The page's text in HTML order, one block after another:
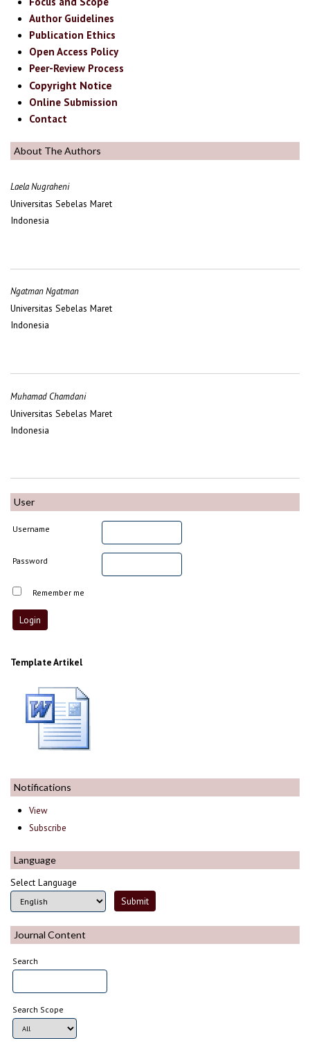
Author Guidelines
Publication Ethics
Open Access Policy
Peer-Review Process
Copyright Notice
Online Submission
Contact
About The Authors
Laela Nugraheni
Universitas Sebelas Maret
Indonesia
Ngatman Ngatman
Universitas Sebelas Maret
Indonesia
Muhamad Chamdani
Universitas Sebelas Maret
Indonesia
User
Username
Password
Remember me
Template Artikel
Notifications
View
Subscribe
Language
Select Language
Journal Content
Search
Search Scope